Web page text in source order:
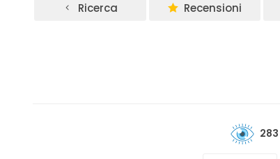
Ricerca Recensioni
283